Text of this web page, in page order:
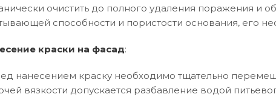
очистить до полного удаления поражения и
способности и пористости основания, его
краски на фасад:
нанесением краску необходимо тщательно
вязкости допускается разбавление водой